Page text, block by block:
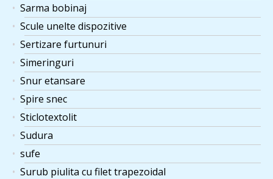
Sarma bobinaj
Scule unelte dispozitive
Sertizare furtunuri
Simeringuri
Snur etansare
Spire snec
Sticlotextolit
Sudura
sufe
Surub piulita cu filet trapezoidal